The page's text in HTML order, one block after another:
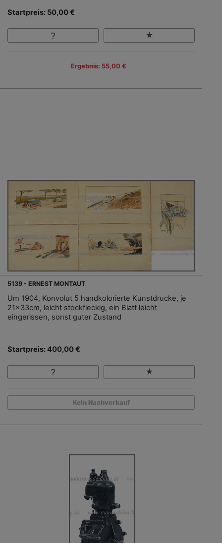
Startpreis: 50,00 €
Ergebnis: 55,00 €
5139 - ERNEST MONTAUT
Um 1904, Konvolut 5 handkolorierte Kunstdrucke, je
21x33cm, leicht stockfleckig, ein Blatt leicht
eingerissen, sonst guter Zustand
Startpreis: 400,00 €
Kein Nachverkauf